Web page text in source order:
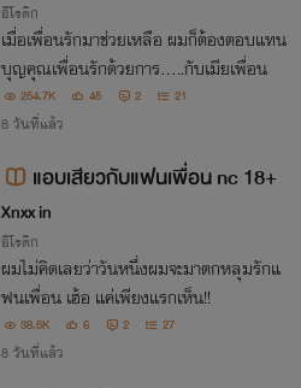
อีโรติก
เมื่อเพื่อนรักมาช่วยเหลือ ผมก็ต้องตอบแทน
บุญคุณเพื่อนรักด้วยการ.....กับเมียเพื่อน
254.7K 45 2 21
8 วันที่แล้ว
แอบเสียวกับแฟนเพื่อน nc 18+
Xnxx in
อีโรติก
ผมไม่คิดเลยว่าวันหนึ่งผมจะมาตกหลุมรักแ
ฟนเพื่อน เฮ้อ แค่เพียงแรกเห็น!!
38.5K 6 2 27
8 วันที่แล้ว